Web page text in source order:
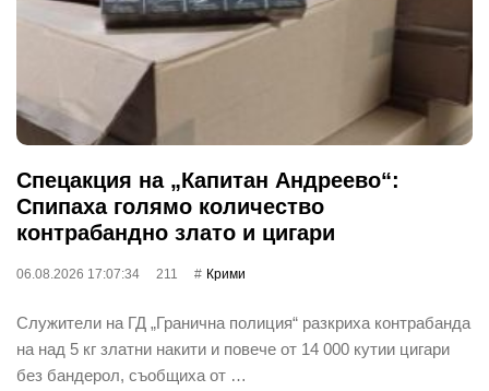
Спецакция на „Капитан Андреево“:
Спипаха голямо количество
контрабандно злато и цигари
06.08.2026 17:07:34 211 Крими
Служители на ГД „Гранична полиция“ разкриха контрабанда
на над 5 кг златни накити и повече от 14 000 кутии цигари
без бандерол, съобщиха от …